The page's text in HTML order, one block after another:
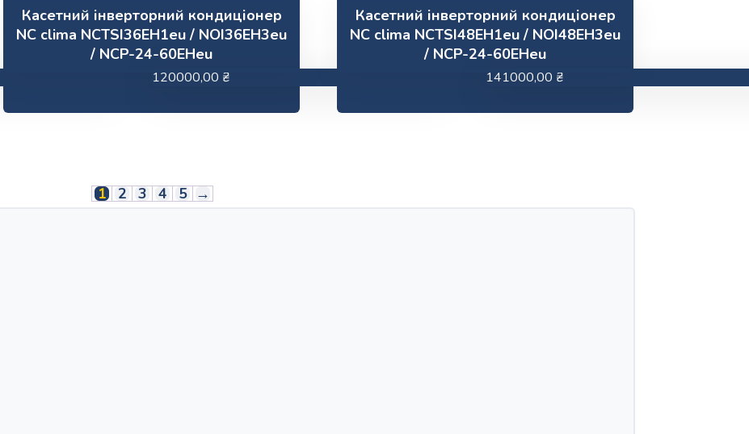
Касетний інверторний кондиціонер
NC clima NCTSI36EH1eu / NOI36EH3eu
/ NCP-24-60EHeu
120000,00 ₴
Касетний інверторний кондиціонер
NC clima NCTSI48EH1eu / NOI48EH3eu
/ NCP-24-60EHeu
141000,00 ₴
1 2 3 4 5 →